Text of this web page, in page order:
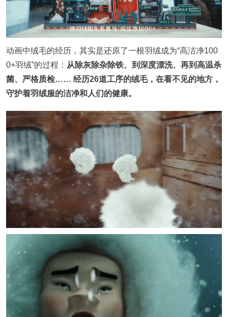
动画中绒毛的经历，其实是还原了一根羽绒成为“高洁净100
0+羽绒”的过程： 从除灰除杂除铁、到深度漂洗、再到高温杀
菌、严格质检…… 经历26道工序的绒毛，在看不见的地方，
守护着羽绒服的洁净和人们的健康。